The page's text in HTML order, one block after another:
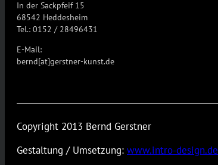
In der Sackpfeif 15
68542 Heddesheim
Tel.: 0152 / 28496431
E-Mail:
bernd[at]gerstner-kunst.de
Copyright 2013 Bernd Gerstner
Gestaltung / Umsetzung: www.intro-design.de